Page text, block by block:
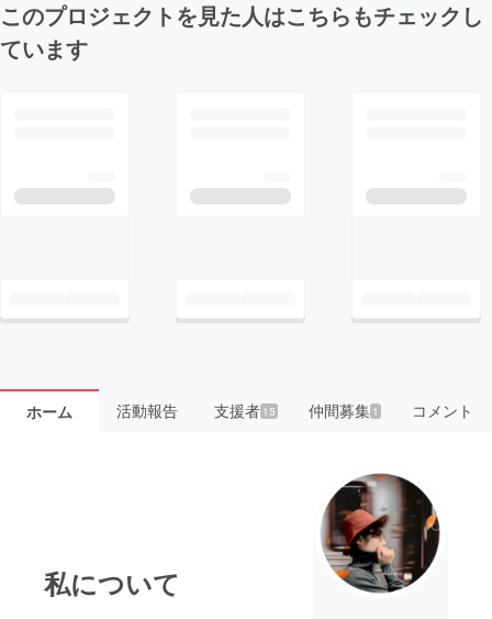
このプロジェクトを見た人はこちらもチェックし
ています
ホーム 活動報告 支援者 15 仲間募集 1 コメント
私について